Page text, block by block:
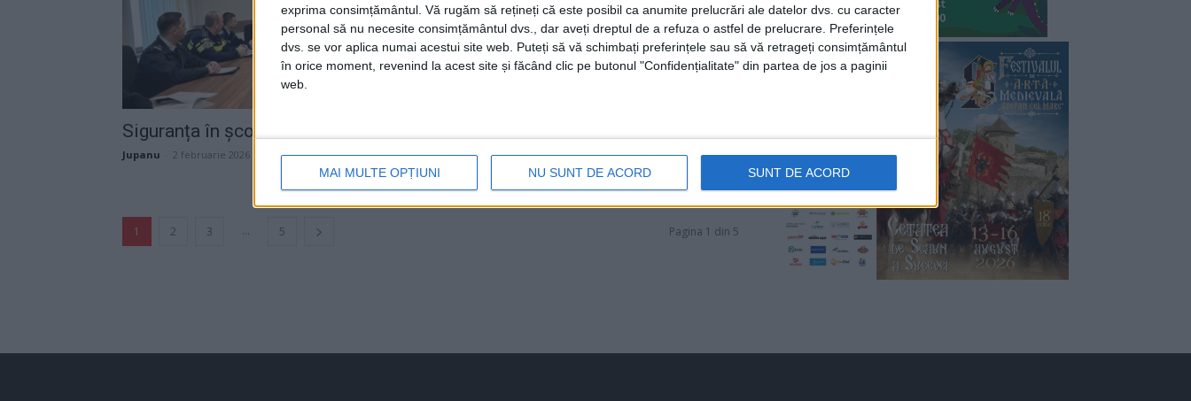
exprima consimțământul. Vă rugăm să rețineți că este posibil ca anumite prelucrări ale datelor dvs. cu caracter
personal să nu necesite consimțământul dvs., dar aveți dreptul de a refuza o astfel de prelucrare. Preferințele
dvs. se vor aplica numai acestui site web. Puteți să vă schimbați preferințele sau să vă retrageți consimțământul
în orice moment, revenind la acest site și făcând clic pe butonul "Confidențialitate" din partea de jos a paginii
web.
MAI MULTE OPȚIUNI NU SUNT DE ACORD SUNT DE ACORD
Siguranța în școli
Jupanu 2 februarie 2026
1 2 3 ... 5 Pagina 1 din 5